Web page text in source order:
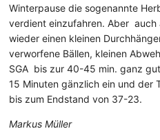
Winterpause die sogenannte
verdient einzufahren. Aber
wieder einen kleinen
verworfene Bällen, kleinen
SGA bis zur 40-45 min. ganz
15 Minuten gänzlich ein und der
bis zum Endstand von 37-23.
Markus Müller